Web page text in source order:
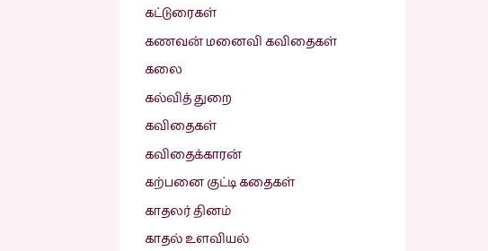
கட்டுரைகள்
கணவன் மனைவி கவிதைகள்
கலை
கல்வித் துறை
கவிதைகள்
கவிதைக்காரன்
கற்பனை குட்டி கதைகள்
காதலர் தினம்
காதல் உளவியல்